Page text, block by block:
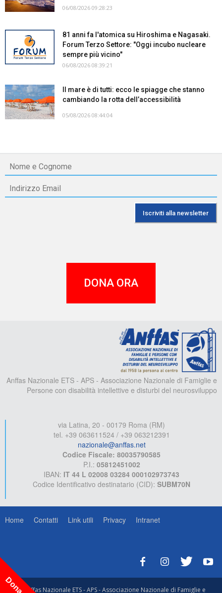
06/08/2026 09:28:23
81 anni fa l'atomica su Hiroshima e Nagasaki.
Forum Terzo Settore: "Oggi incubo nucleare
sempre più vicino"
06/08/2026 08:39:21
Il mare è di tutti: ecco le spiagge che stanno
cambiando la rotta dell’accessibilità
05/08/2026 08:44:04
DONA ORA
Anffas Nazionale ETS - APS - Associazione Nazionale di Famiglie e
Persone con disabilità intellettive e disturbi del neurosviluppo
via Latina, 20 - 00179 Roma (RM)
tel. +39 063611524 / +39 063212391
nazionale@anffas.net
Codice Fiscale: 80035790585
P.I.: 05812451002
IBAN: IT 44 L 02008 03284 000102973743
Codice Identificativo destinatario (CID): SUBM70N
Home Contatti Link utili Privacy Intranet
© Anffas Nazionale ETS - APS - Associazione Nazionale di Famiglie e